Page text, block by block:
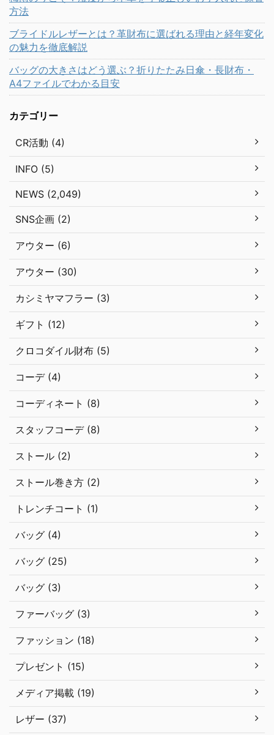
方法
ブライドルレザーとは？革財布に選ばれる理由と経年変化
の魅力を徹底解説
バッグの大きさはどう選ぶ？折りたたみ日傘・長財布・
A4ファイルでわかる目安
カテゴリー
CR活動 (4)
INFO (5)
NEWS (2,049)
SNS企画 (2)
アウター (6)
アウター (30)
カシミヤマフラー (3)
ギフト (12)
クロコダイル財布 (5)
コーデ (4)
コーディネート (8)
スタッフコーデ (8)
ストール (2)
ストール巻き方 (2)
トレンチコート (1)
バッグ (4)
バッグ (25)
バッグ (3)
ファーバッグ (3)
ファッション (18)
プレゼント (15)
メディア掲載 (19)
レザー (37)